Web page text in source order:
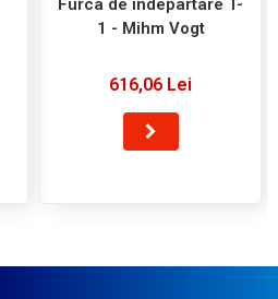
Furca de indepartare T-
1 - Mihm Vogt
616,06 Lei